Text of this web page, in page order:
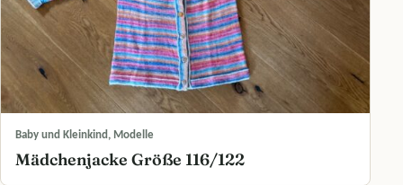
Baby und Kleinkind, Modelle
Mädchenjacke Größe 116/122